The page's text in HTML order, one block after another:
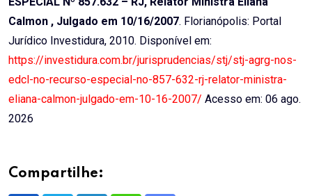
Calmon , Julgado em 10/16/2007. Florianópolis: Portal
Jurídico Investidura, 2010. Disponível em:
https://investidura.com.br/jurisprudencias/stj/stj-agrg-nos-
edcl-no-recurso-especial-no-857-632-rj-relator-ministra-
eliana-calmon-julgado-em-10-16-2007/ Acesso em: 06 ago.
2026
Compartilhe: